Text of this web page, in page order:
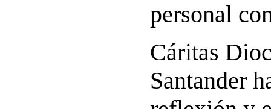
personal
Cáritas
Santander